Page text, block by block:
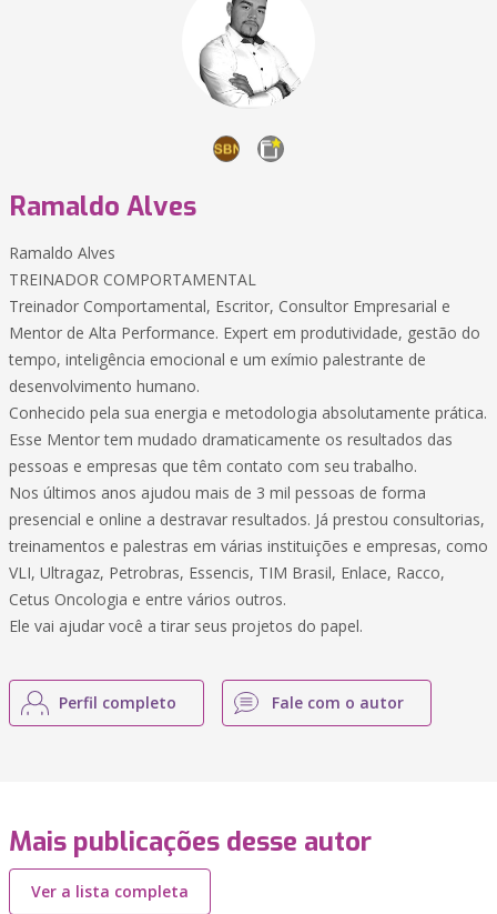
Ramaldo Alves
Ramaldo Alves
TREINADOR COMPORTAMENTAL
Treinador Comportamental, Escritor, Consultor Empresarial e
Mentor de Alta Performance. Expert em produtividade, gestão do
tempo, inteligência emocional e um exímio palestrante de
desenvolvimento humano.
Conhecido pela sua energia e metodologia absolutamente prática.
Esse Mentor tem mudado dramaticamente os resultados das
pessoas e empresas que têm contato com seu trabalho.
Nos últimos anos ajudou mais de 3 mil pessoas de forma
presencial e online a destravar resultados. Já prestou consultorias,
treinamentos e palestras em várias instituições e empresas, como
VLI, Ultragaz, Petrobras, Essencis, TIM Brasil, Enlace, Racco,
Cetus Oncologia e entre vários outros.
Ele vai ajudar você a tirar seus projetos do papel.
Perfil completo Fale com o autor
Mais publicações desse autor
Ver a lista completa